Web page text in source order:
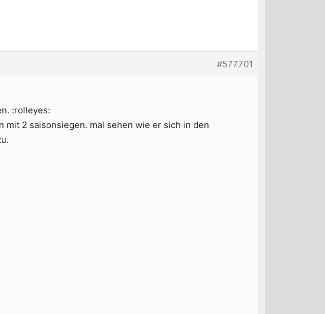
#577701
:rolleyes:
2 saisonsiegen. mal sehen wie er sich in den